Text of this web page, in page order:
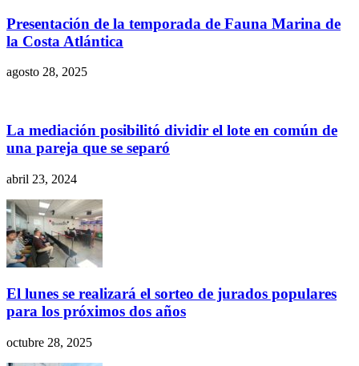
Presentación de la temporada de Fauna Marina de
la Costa Atlántica
agosto 28, 2025
La mediación posibilitó dividir el lote en común de
una pareja que se separó
abril 23, 2024
El lunes se realizará el sorteo de jurados populares
para los próximos dos años
octubre 28, 2025